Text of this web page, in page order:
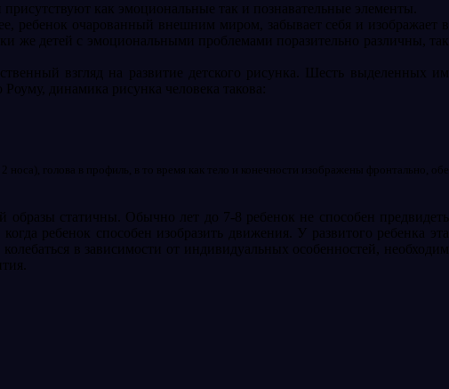
присутствуют как эмоциональные так и познавательные элементы.
ребенок очарованный внешним миром, забывает себя и изображает в
же детей с эмоциональными проблемами поразительно различны, так
взгляд на развитие детского рисунка. Шесть выделенных им
динамика рисунка человека такова:
голова в профиль, в то время как тело и конечности изображены фронтально, обе
образы статичны. Обычно лет до 7-8 ребенок не способен предвидеть
ребенок способен изобразить движения. У развитого ребенка эта
в зависимости от индивидуальных особенностей, необходим